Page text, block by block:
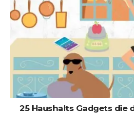
25 Haushalts Gadgets die